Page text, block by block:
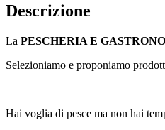
Descrizione
La PESCHERIA E
Selezioniamo e proponiamo
Hai voglia di pesce ma non hai